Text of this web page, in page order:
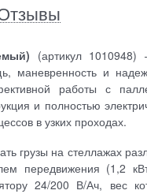
(артикул
маневренность и
работы с
и полностью
в узких проходах.
грузы на стеллажах
передвижения (1,2
24/200 В/Ач, вес